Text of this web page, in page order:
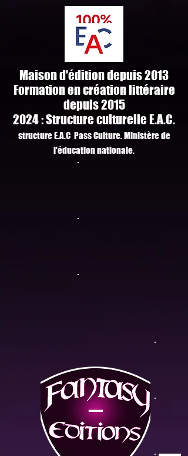
Maison d'édition depuis 2013
Formation en création littéraire
depuis 2015
2024 : Structure culturelle E.A.C.
structure E.A.C Pass Culture. Ministère de
l'éducationnationale.